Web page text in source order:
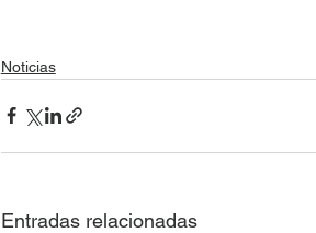
Noticias
Entradas relacionadas